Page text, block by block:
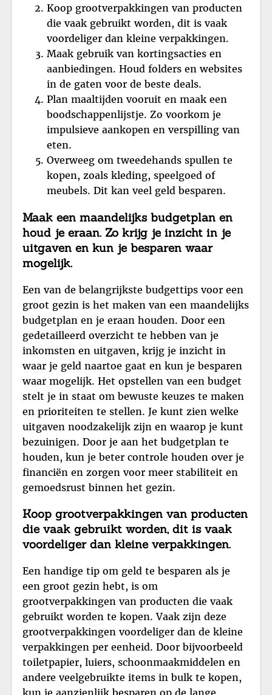
Koop grootverpakkingen van producten
die vaak gebruikt worden, dit is vaak
voordeliger dan kleine verpakkingen.
Maak gebruik van kortingsacties en
aanbiedingen. Houd folders en websites
in de gaten voor de beste deals.
Plan maaltijden vooruit en maak een
boodschappenlijstje. Zo voorkom je
impulsieve aankopen en verspilling van
eten.
Overweeg om tweedehands spullen te
kopen, zoals kleding, speelgoed of
meubels. Dit kan veel geld besparen.
Maak een maandelijks budgetplan en
houd je eraan. Zo krijg je inzicht in je
uitgaven en kun je besparen waar
mogelijk.
Een van de belangrijkste budgettips voor een
groot gezin is het maken van een maandelijks
budgetplan en je eraan houden. Door een
gedetailleerd overzicht te hebben van je
inkomsten en uitgaven, krijg je inzicht in
waar je geld naartoe gaat en kun je besparen
waar mogelijk. Het opstellen van een budget
stelt je in staat om bewuste keuzes te maken
en prioriteiten te stellen. Je kunt zien welke
uitgaven noodzakelijk zijn en waarop je kunt
bezuinigen. Door je aan het budgetplan te
houden, kun je beter controle houden over je
financiën en zorgen voor meer stabiliteit en
gemoedsrust binnen het gezin.
Koop grootverpakkingen van producten
die vaak gebruikt worden, dit is vaak
voordeliger dan kleine verpakkingen.
Een handige tip om geld te besparen als je
een groot gezin hebt, is om
grootverpakkingen van producten die vaak
gebruikt worden te kopen. Vaak zijn deze
grootverpakkingen voordeliger dan de kleine
verpakkingen per eenheid. Door bijvoorbeeld
toiletpapier, luiers, schoonmaakmiddelen en
andere veelgebruikte items in bulk te kopen,